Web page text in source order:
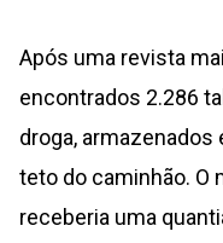
Após uma revista
encontrados 2.286
droga,
teto do caminhão. O
receberia uma